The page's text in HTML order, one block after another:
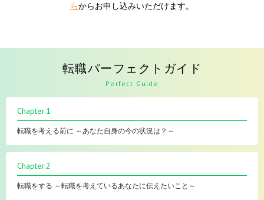
らからお申し込みいただけます。
転職パーフェクトガイド
Perfect Guide
Chapter.1
転職を考える前に ～あなた自身の今の状況は？～
Chapter.2
転職をする ～転職を考えているあなたに伝えたいこと～